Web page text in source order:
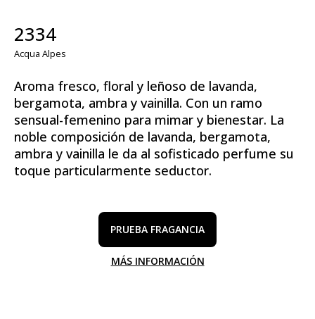
2334
Acqua Alpes
Aroma fresco, floral y leñoso de lavanda,
bergamota, ambra y vainilla. Con un ramo
sensual-femenino para mimar y bienestar. La
noble composición de lavanda, bergamota,
ambra y vainilla le da al sofisticado perfume su
toque particularmente seductor.
PRUEBA FRAGANCIA
MÁS INFORMACIÓN